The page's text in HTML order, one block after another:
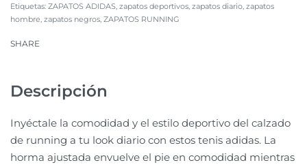
Etiquetas: ZAPATOS ADIDAS zapatos deportivos zapatos diario zapatos
hombre zapatos negros ZAPATOS RUNNING
SHARE
Descripción
Inyéctale la comodidad y el estilo deportivo del calzado
de running a tu look diario con estos tenis adidas. La
horma ajustada envuelve el pie en comodidad mientras